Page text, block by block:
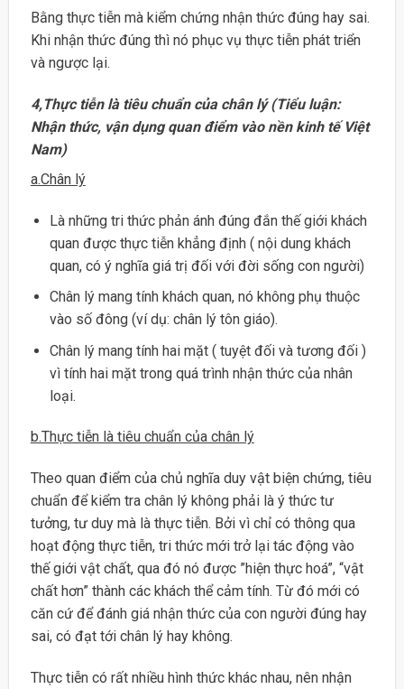
Bằng thực tiễn mà kiểm chứng nhận thức đúng hay sai.
Khi nhận thức đúng thì nó phục vụ thực tiễn phát triển
và ngược lại.
4,Thực tiễn là tiêu chuẩn của chân lý (Tiểu luận:
Nhận thức, vận dụng quan điểm vào nền kinh tế Việt
Nam)
a.Chân lý
Là những tri thức phản ánh đúng đắn thế giới khách
quan được thực tiễn khẳng định ( nội dung khách
quan, có ý nghĩa giá trị đối với đời sống con người)
Chân lý mang tính khách quan, nó không phụ thuộc
vào số đông (ví dụ: chân lý tôn giáo).
Chân lý mang tính hai mặt ( tuyệt đối và tương đối )
vì tính hai mặt trong quá trình nhận thức của nhân
loại.
b.Thực tiễn là tiêu chuẩn của chân lý
Theo quan điểm của chủ nghĩa duy vật biện chứng, tiêu
chuẩn để kiểm tra chân lý không phải là ý thức tư
tưởng, tư duy mà là thực tiễn. Bởi vì chỉ có thông qua
hoạt động thực tiễn, tri thức mới trở lại tác động vào
thế giới vật chất, qua đó nó được ”hiện thực hoá”, “vật
chất hơn” thành các khách thể cảm tính. Từ đó mới có
căn cứ để đánh giá nhận thức của con người đúng hay
sai, có đạt tới chân lý hay không.
Thực tiễn có rất nhiều hình thức khác nhau, nên nhận